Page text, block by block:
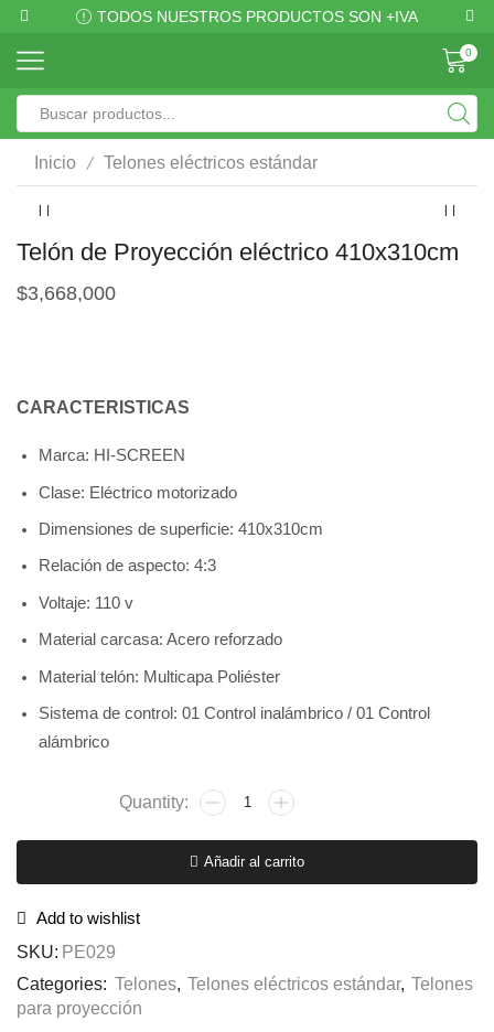
TODOS NUESTROS PRODUCTOS SON +IVA
0
Inicio / Telones eléctricos estándar
Telón de Proyección eléctrico 410x310cm
$3,668,000
CARACTERISTICAS
Marca: HI-SCREEN
Clase: Eléctrico motorizado
Dimensiones de superficie: 410x310cm
Relación de aspecto: 4:3
Voltaje: 110 v
Material carcasa: Acero reforzado
Material telón: Multicapa Poliéster
Sistema de control: 01 Control inalámbrico / 01 Control
alámbrico
Añadir al carrito
Add to wishlist
SKU: PE029
Categories: Telones, Telones eléctricos estándar, Telones
para proyección